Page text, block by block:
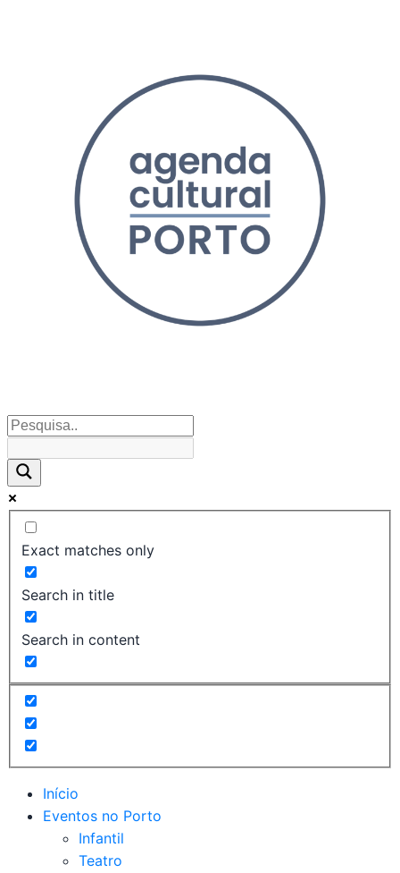
Exact matches only
Search in title
Search in content
Início
Eventos no Porto
Infantil
Teatro